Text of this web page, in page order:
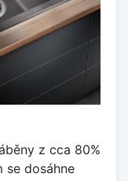
z cca 80%
se dosáhne